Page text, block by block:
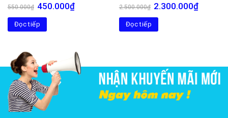
550.000₫ Giá
gốc
là:
550.000₫.
450.000₫Giá
Đọc tiếp
2.500.000₫ Giá
gốc
là:
2.300.000₫Giá
Đọc tiếp